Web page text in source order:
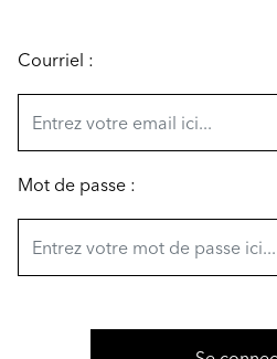
Courriel :
Mot de passe :